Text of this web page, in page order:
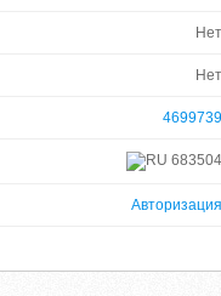
Нет
Нет
4699739
683504
Авторизация